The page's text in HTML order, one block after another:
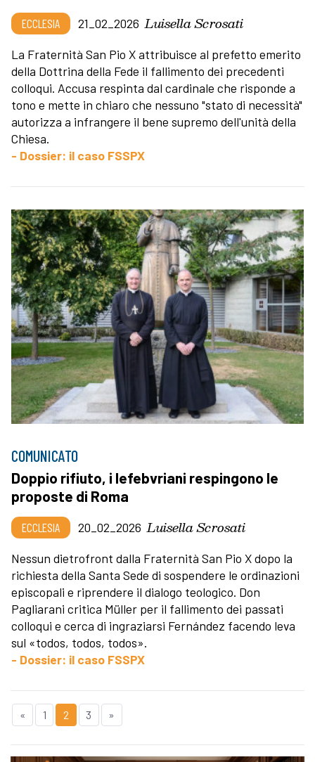
ECCLESIA 21_02_2026 Luisella Scrosati
La Fraternità San Pio X attribuisce al prefetto emerito
della Dottrina della Fede il fallimento dei precedenti
colloqui. Accusa respinta dal cardinale che risponde a
tono e mette in chiaro che nessuno "stato di necessità"
autorizza a infrangere il bene supremo dell'unità della
Chiesa.
- Dossier: il caso FSSPX
COMUNICATO
Doppio rifiuto, i lefebvriani respingono le
proposte di Roma
ECCLESIA 20_02_2026 Luisella Scrosati
Nessun dietrofront dalla Fraternità San Pio X dopo la
richiesta della Santa Sede di sospendere le ordinazioni
episcopali e riprendere il dialogo teologico. Don
Pagliarani critica Müller per il fallimento dei passati
colloqui e cerca di ingraziarsi Fernández facendo leva
sul «todos, todos, todos».
- Dossier: il caso FSSPX
« 1 2 3 »